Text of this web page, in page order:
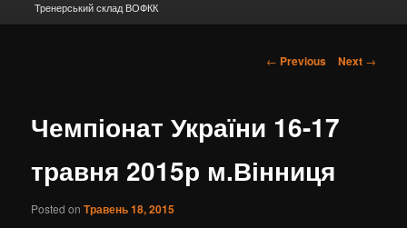
Тренерський склад ВОФКК
Post navigation
← Previous Next →
Чемпіонат України 16-17
травня 2015р м.Вінниця
Posted onТравень 18, 2015